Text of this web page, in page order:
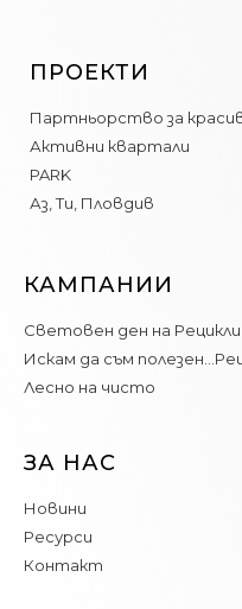
ПРОЕКТИ
Партньорство за
Активни квартали
PARK
Аз, Ти, Пловдив
КАМПАНИИ
Световен ден на
Искам да съм
Лесно на чисто
ЗА НАС
Новини
Ресурси
Контакт